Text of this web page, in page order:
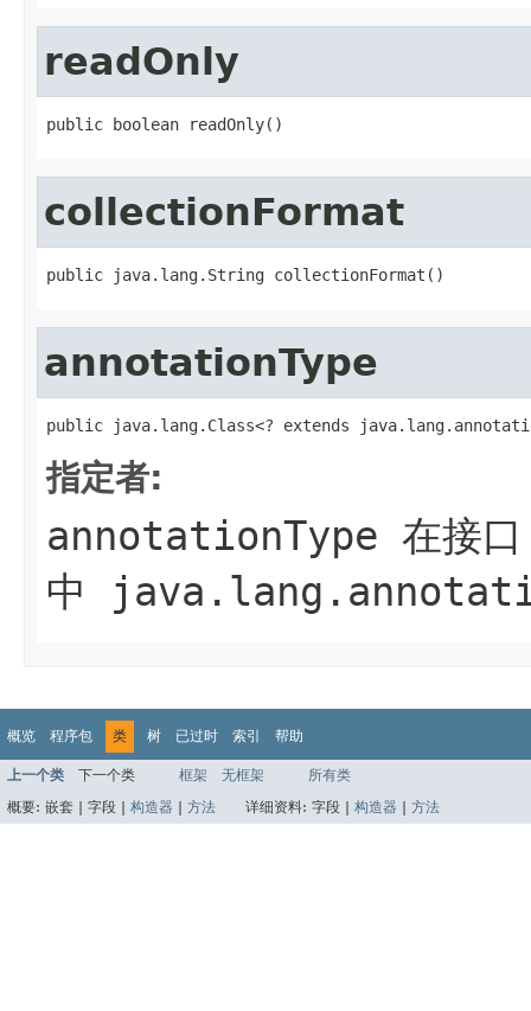
readOnly
public boolean readOnly()
collectionFormat
public java.lang.String collectionFormat()
annotationType
public java.lang.Class<? extends
指定者:
annotationType 在接口
中
概览 程序包 类 树 已过时 索引 帮助
上一个类 下一个类 框架 无框架
所有类
概要: 嵌套 | 字段 | 构造器 方法 详细资料: 字段 | 构造器 方法